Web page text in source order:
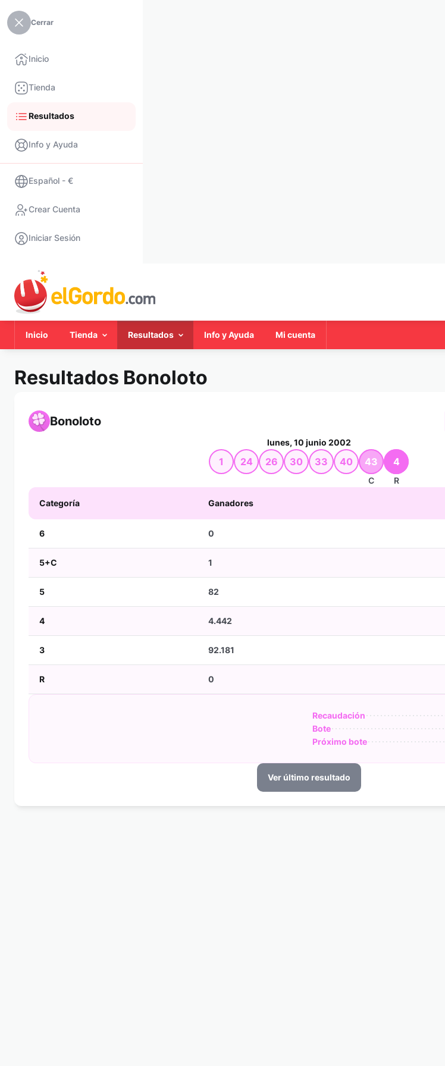
Cerrar
Inicio
Tienda
Resultados
Info y Ayuda
Español - €
Crear Cuenta
Iniciar Sesión
Inicio Tienda Resultados Info y Ayuda Mi cuenta
Resultados Bonoloto
Bonoloto
lunes, 10 junio 2002
1 24 26 30 33 40 43
C
4
R
Categoría Ganadores
6 0
5+C 1
5 82
4 4.442
3 92.181
R 0
Recaudación
Bote
Próximo bote
Ver último resultado